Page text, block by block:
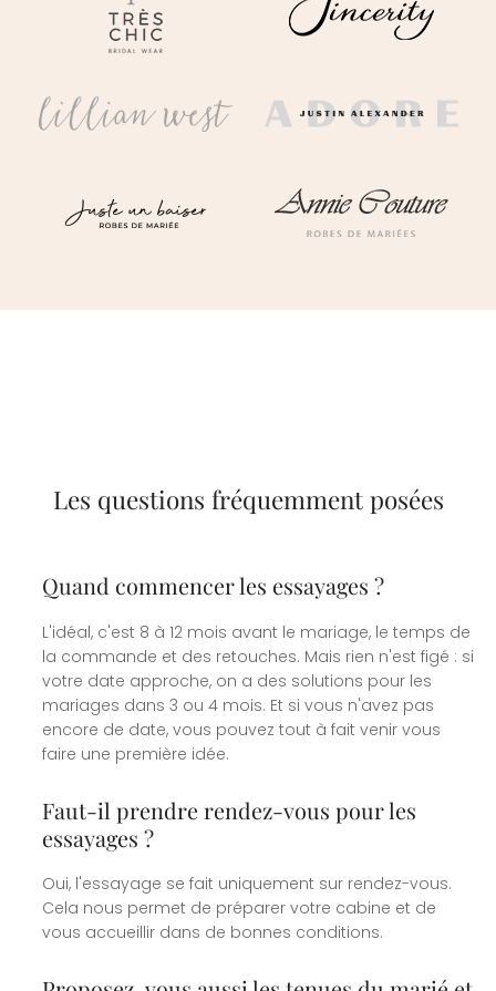
Les questions fréquemment posées
Quand commencer les essayages ?
L'idéal, c'est 8 à 12 mois avant le mariage, le temps de
la commande et des retouches. Mais rien n'est figé : si
votre date approche, on a des solutions pour les
mariages dans 3 ou 4 mois. Et si vous n'avez pas
encore de date, vous pouvez tout à fait venir vous
faire une première idée.
Faut-il prendre rendez-vous pour les
essayages ?
Oui, l'essayage se fait uniquement sur rendez-vous.
Cela nous permet de préparer votre cabine et de
vous accueillir dans de bonnes conditions.